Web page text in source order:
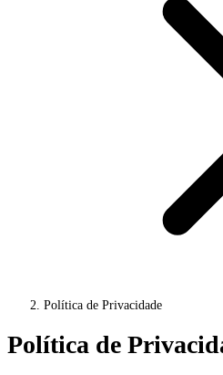
Política de Privacidade
Política de